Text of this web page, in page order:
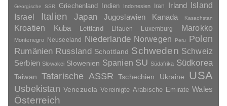
Georgische SSR
Griechenland Indien Indonesien Iran Irland
Island
Israel
Italien Japan Jugoslawien Kanada Kasachstan
Kroatien Kuba Lettland Litauen Luxemburg Marokko
Montenegro Neuseeland Niederlande Norwegen Peru
Polen
Rumänien Russland Schottland Schweden Schweiz
Serbien Slowakei Slowenien Spanien SU Südafrika Südkorea
Taiwan Tatarische ASSR Tschechien Ukraine USA
Usbekistan Venezuela Vereinigte Arabische Emirate Wales
Österreich